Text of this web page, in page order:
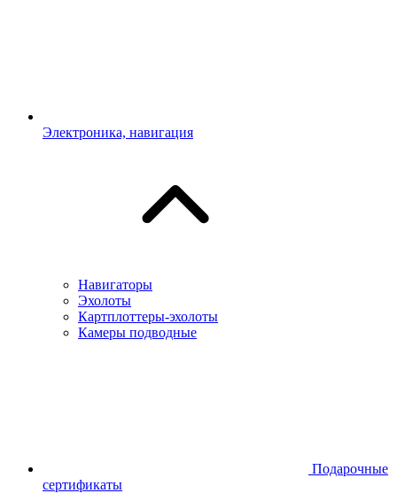
Электроника, навигация
Навигаторы
Эхолоты
Картплоттеры-эхолоты
Камеры подводные
Подарочные
сертификаты